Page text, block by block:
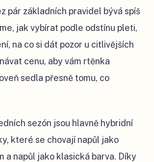
pár základních pravidel bývá spíš
jak vybírat podle odstínu pleti,
na co si dát pozor u citlivějších
cenu, aby vám rtěnka
sedla přesně tomu, co
sezón jsou hlavně hybridní
které se chovají napůl jako
a napůl jako klasická barva. Díky